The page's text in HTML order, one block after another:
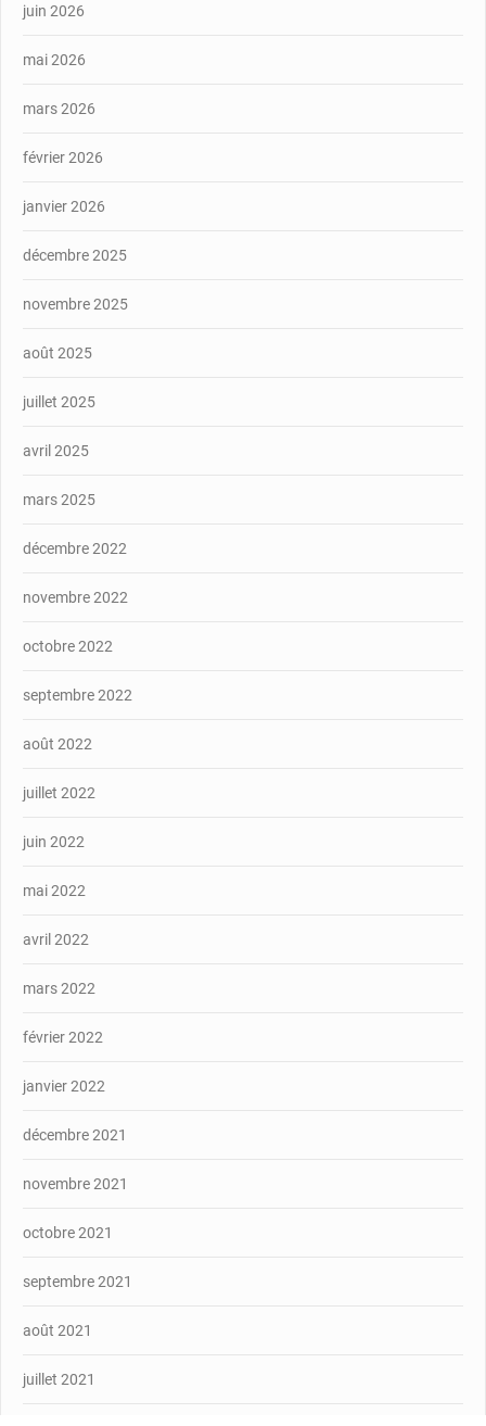
juin 2026
mai 2026
mars 2026
février 2026
janvier 2026
décembre 2025
novembre 2025
août 2025
juillet 2025
avril 2025
mars 2025
décembre 2022
novembre 2022
octobre 2022
septembre 2022
août 2022
juillet 2022
juin 2022
mai 2022
avril 2022
mars 2022
février 2022
janvier 2022
décembre 2021
novembre 2021
octobre 2021
septembre 2021
août 2021
juillet 2021